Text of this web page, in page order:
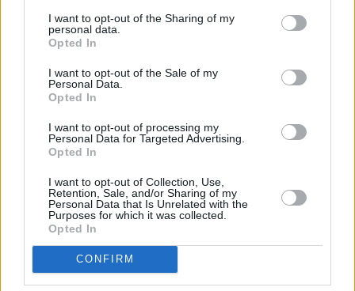
I want to opt-out of the Sharing of my
personal data.
Opted In
I want to opt-out of the Sale of my
Personal Data.
Opted In
I want to opt-out of processing my
Personal Data for Targeted Advertising.
Opted In
I want to opt-out of Collection, Use,
Retention, Sale, and/or Sharing of my
Personal Data that Is Unrelated with the
Purposes for which it was collected.
Opted In
CONFIRM
Parhaat matkustusajat
Milloin Agadiriin kannattaa säiden puolesta matkustaa?
Aiempina vuosina Agadirin lämpimimmät neljä kuukautta
keskimäärin (alkaen lämpimimmästä) ovat olleet elokuu,
heinäkuu, syyskuu ja kesäkuu. Näiden kuukausien aikana
lämpötila on tavanomaisesti pysytellyt 17 asteen ja 31
asteen välillä vuorokauden keskilämpötilan ollessa 23
Aiempina vuosina kylmimmät neljä kuukautta (alkaen